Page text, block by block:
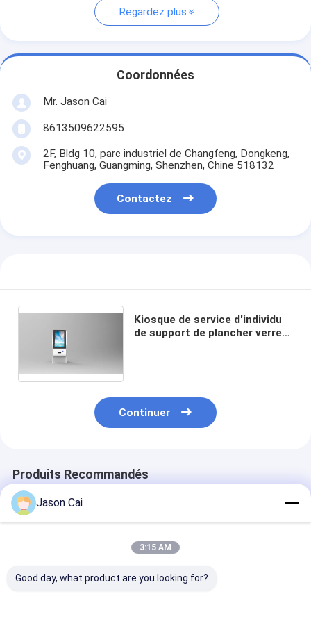
Regardez plus
Coordonnées
Mr. Jason Cai
8613509622595
2F, Bldg 10, parc industriel de Changfeng, Dongkeng,
Fenghuang, Guangming, Shenzhen, Chine 518132
Contactez
Kiosque de service d'individu
de support de plancher verre
Continuer
Produits Recommandés
Jason Cai
3:15 AM
Good day, what product are you looking for?